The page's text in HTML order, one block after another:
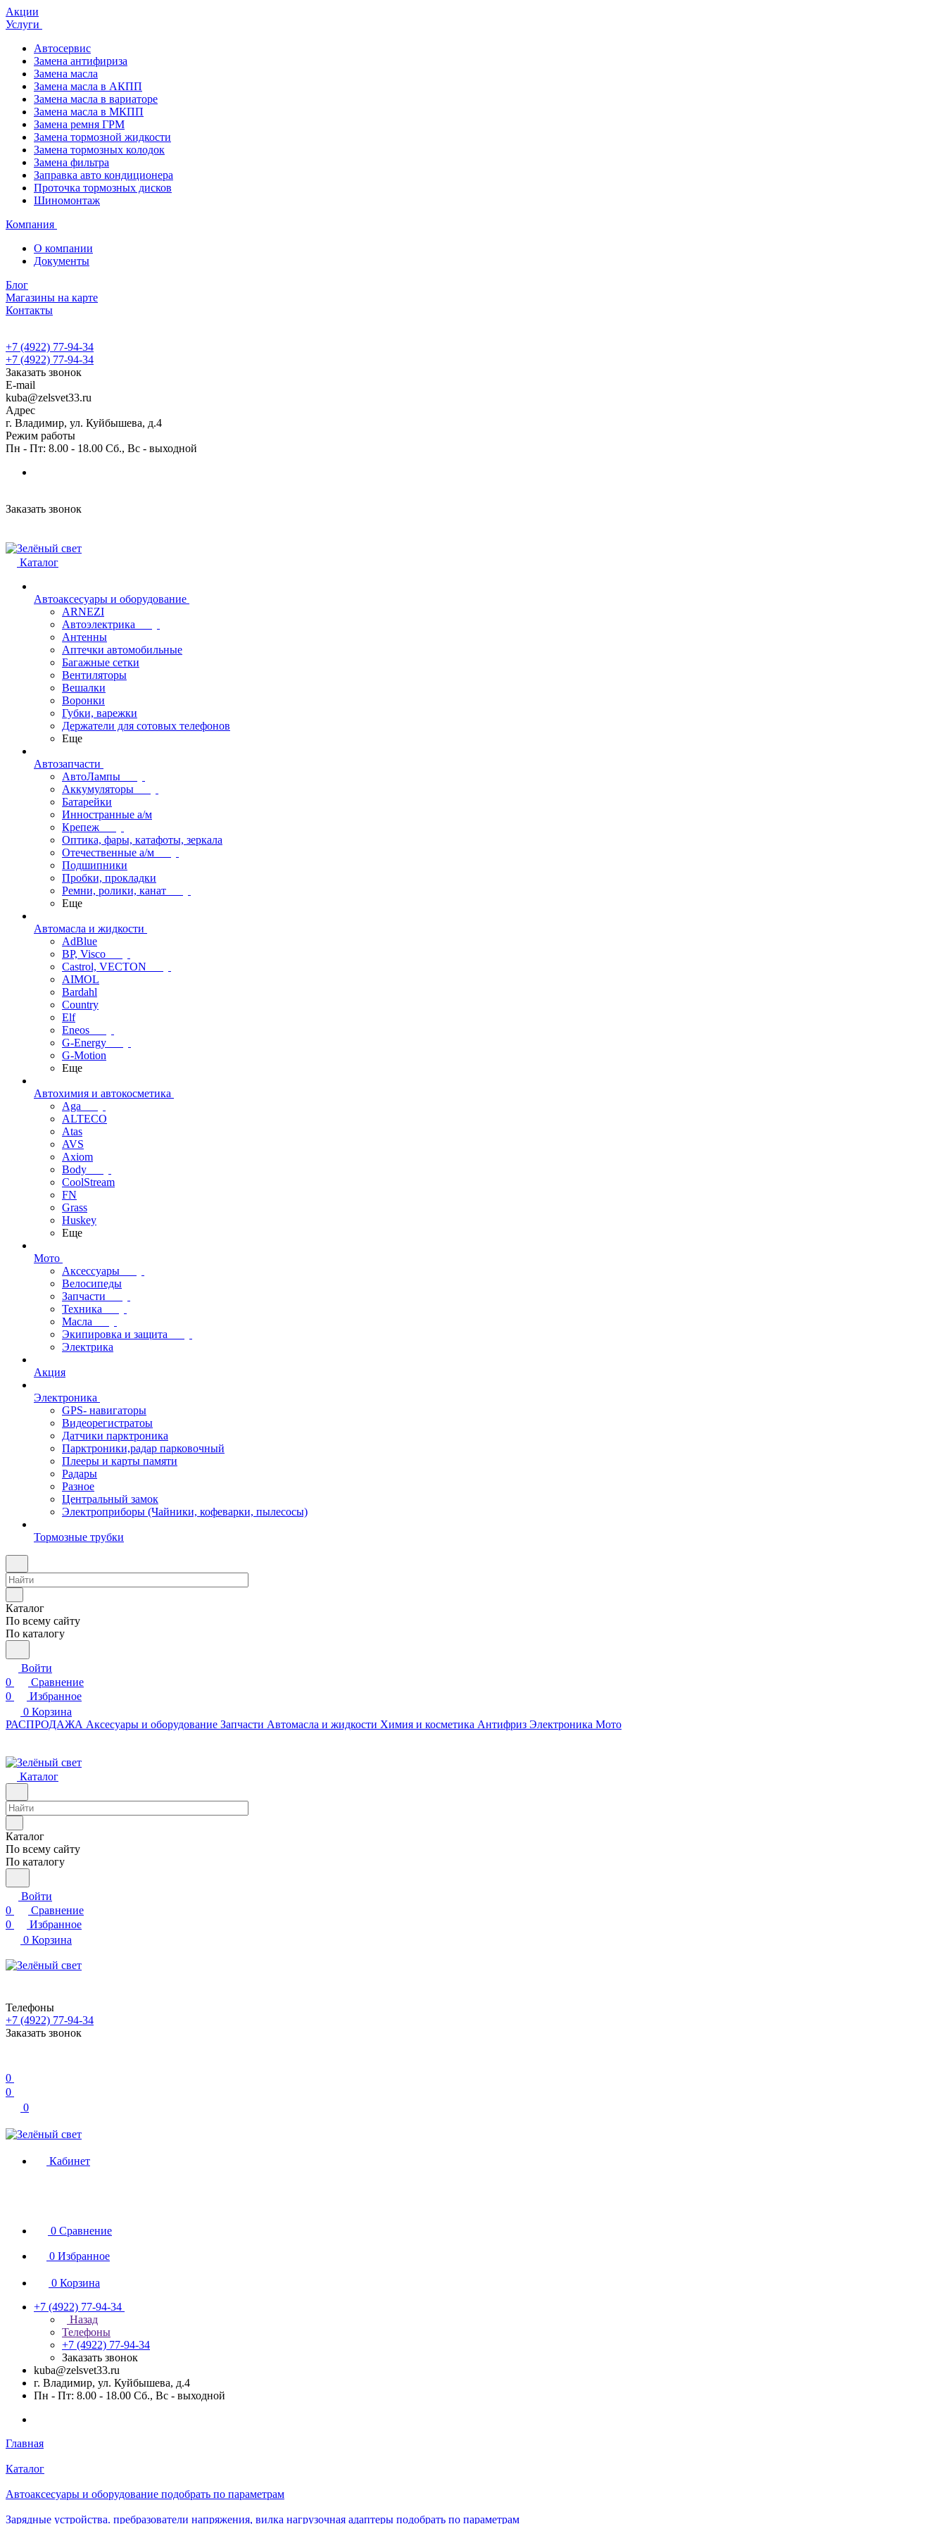
Акции
Услуги
Автосервис
Замена антифириза
Замена масла
Замена масла в АКПП
Замена масла в вариаторе
Замена масла в МКПП
Замена ремня ГРМ
Замена тормозной жидкости
Замена тормозных колодок
Замена фильтра
Заправка авто кондиционера
Проточка тормозных дисков
Шиномонтаж
Компания
О компании
Документы
Блог
Магазины на карте
Контакты
+7 (4922) 77-94-34
+7 (4922) 77-94-34
Заказать звонок
E-mail
kuba@zelsvet33.ru
Адрес
г. Владимир, ул. Куйбышева, д.4
Режим работы
Пн - Пт: 8.00 - 18.00 Сб., Вс - выходной
Заказать звонок
Каталог
Автоаксесуары и оборудование
ARNEZI
Автоэлектрика
Антенны
Аптечки автомобильные
Багажные сетки
Вентиляторы
Вешалки
Воронки
Губки, варежки
Держатели для сотовых телефонов
Еще
Автозапчасти
АвтоЛампы
Аккумуляторы
Батарейки
Инностранные а/м
Крепеж
Оптика, фары, катафоты, зеркала
Отечественные а/м
Подшипники
Пробки, прокладки
Ремни, ролики, канат
Еще
Автомасла и жидкости
AdBlue
BP, Visco
Castrol, VECTON
AIMOL
Bardahl
Country
Elf
Eneos
G-Energy
G-Motion
Еще
Автохимия и автокосметика
Aga
ALTECO
Atas
AVS
Axiom
Body
CoolStream
FN
Grass
Huskey
Еще
Мото
Аксессуары
Велосипеды
Запчасти
Техника
Масла
Экипировка и защита
Электрика
Акция
Электроника
GPS- навигаторы
Видеорегистратоы
Датчики парктроника
Парктроники,радар парковочный
Плееры и карты памяти
Радары
Разное
Центральный замок
Электроприборы (Чайники, кофеварки, пылесосы)
Тормозные трубки
Каталог
По всему сайту
По каталогу
Войти
0
Сравнение
0
Избранное
0 Корзина
РАСПРОДАЖА Аксесуары и оборудование Запчасти Автомасла и жидкости Химия и косметика Антифриз Электроника Мото
Каталог
Каталог
По всему сайту
По каталогу
Войти
0
Сравнение
0
Избранное
0 Корзина
Телефоны
+7 (4922) 77-94-34
Заказать звонок
0
0
0
Кабинет
0 Сравнение
0 Избранное
0 Корзина
+7 (4922) 77-94-34
Назад
Телефоны
+7 (4922) 77-94-34
Заказать звонок
kuba@zelsvet33.ru
г. Владимир, ул. Куйбышева, д.4
Пн - Пт: 8.00 - 18.00 Сб., Вс - выходной
Главная
Каталог
Автоаксесуары и оборудование подобрать по параметрам
Зарядные устройства. пребразователи напряжения, вилка нагрузочная адаптеры подобрать по параметрам